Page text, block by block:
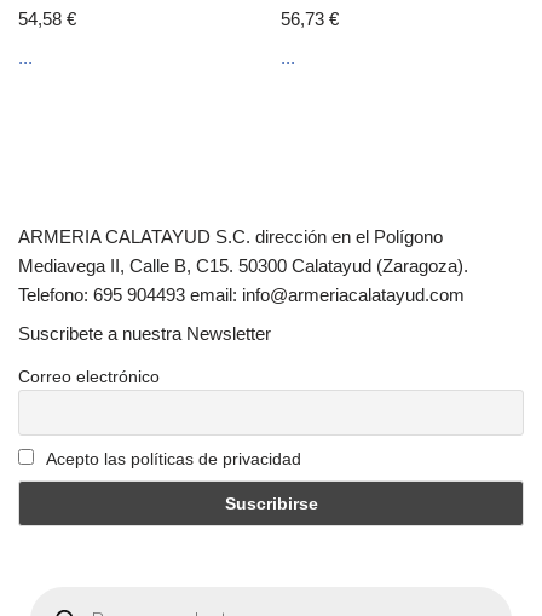
54,58 €
...
56,73€
...
ARMERIA CALATAYUD S.C. dirección en el Polígono
Mediavega II, Calle B, C15. 50300 Calatayud (Zaragoza).
Telefono: 695 904493 email: info@armeriacalatayud.com
Suscribete a nuestra Newsletter
Correo electrónico
Acepto las políticas de privacidad